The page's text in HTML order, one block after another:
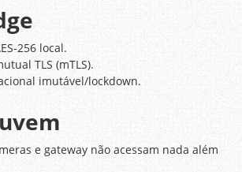
256 local.
TLS (mTLS).
imutável/lockdown.
e gateway não acessam nada além